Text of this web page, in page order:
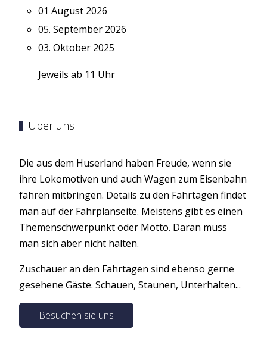
01 August 2026
05. September 2026
03. Oktober 2025
Jeweils ab 11 Uhr
Über uns
Die aus dem Huserland haben Freude, wenn sie
ihre Lokomotiven und auch Wagen zum Eisenbahn
fahren mitbringen. Details zu den Fahrtagen findet
man auf der Fahrplanseite. Meistens gibt es einen
Themenschwerpunkt oder Motto. Daran muss
man sich aber nicht halten.
Zuschauer an den Fahrtagen sind ebenso gerne
gesehene Gäste. Schauen, Staunen, Unterhalten...
Besuchen sie uns